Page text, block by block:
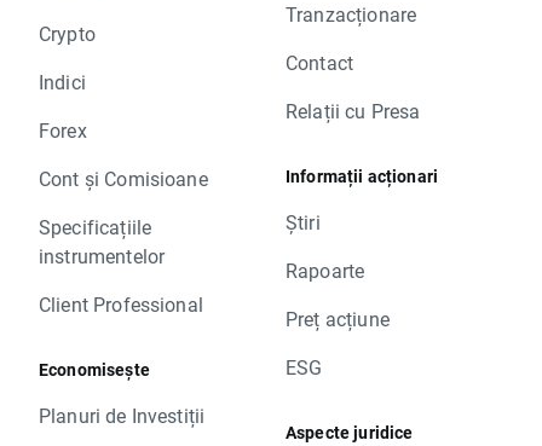
Crypto
Indici
Forex
Cont și Comisioane
Specificațiile
instrumentelor
Client Professional
Economisește
Planuri de Investiții
Tranzacționare
Contact
Relații cu Presa
Informații acționari
Știri
Rapoarte
Preț acțiune
ESG
Aspecte juridice